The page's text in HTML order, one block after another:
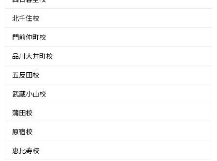
北千住校
門前仲町校
品川大井町校
五反田校
武蔵小山校
蒲田校
原宿校
恵比寿校